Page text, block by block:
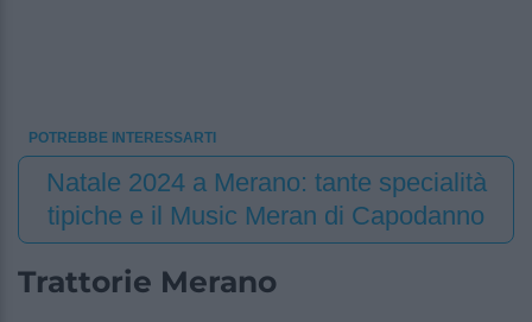
POTREBBE INTERESSARTI
Natale 2024 a Merano: tante specialità
tipiche e il Music Meran di Capodanno
Trattorie Merano